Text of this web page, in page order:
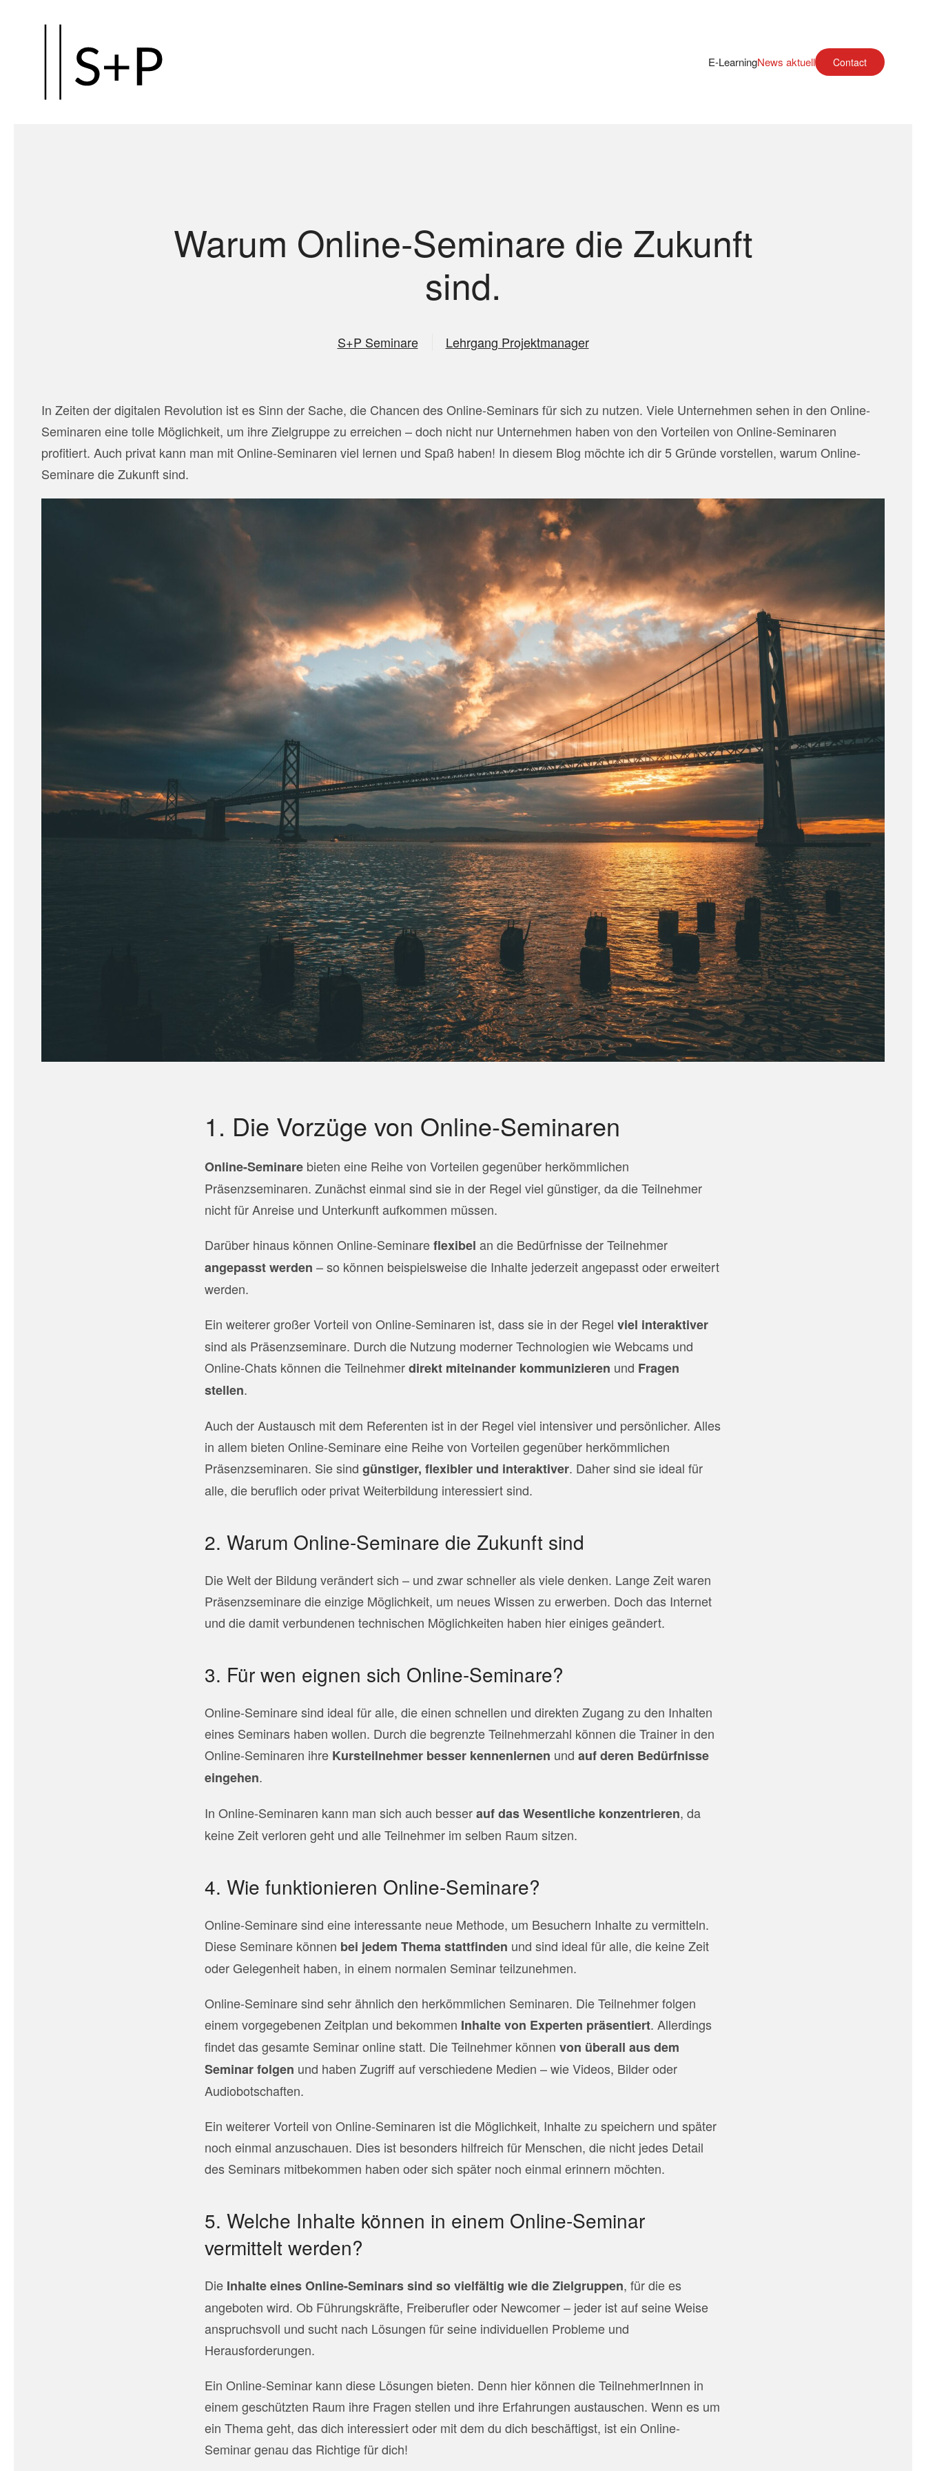
Hauptinhalt
E-LearningNews aktuell Contact
Warum Online-Seminare die Zukunft
sind.
S+P Seminare Lehrgang Projektmanager
In Zeiten der digitalen Revolution ist es Sinn der Sache, die Chancen des Online-Seminars für sich zu nutzen. Viele Unternehmen sehen in den Online-
Seminaren eine tolle Möglichkeit, um ihre Zielgruppe zu erreichen – doch nicht nur Unternehmen haben von den Vorteilen von Online-Seminaren
profitiert. Auch privat kann man mit Online-Seminaren viel lernen und Spaß haben! In diesem Blog möchte ich dir 5 Gründe vorstellen, warum Online-
Seminare die Zukunft sind.
1. Die Vorzüge von Online-Seminaren
Online-Seminare bieten eine Reihe von Vorteilen gegenüber herkömmlichen
Präsenzseminaren. Zunächst einmal sind sie in der Regel viel günstiger, da die Teilnehmer
nicht für Anreise und Unterkunft aufkommen müssen.
Darüber hinaus können Online-Seminareflexibel an die Bedürfnisse der Teilnehmer
angepasst werden – so können beispielsweise die Inhalte jederzeit angepasst oder erweitert
werden.
Ein weiterer großer Vorteil von Online-Seminaren ist, dass sie in der Regel viel interaktiver
sind als Präsenzseminare. Durch die Nutzung moderner Technologien wie Webcams und
Online-Chats können die Teilnehmerdirekt miteinander kommunizieren und Fragen
stellen.
Auch der Austausch mit dem Referenten ist in der Regel viel intensiver und persönlicher. Alles
in allem bieten Online-Seminare eine Reihe von Vorteilen gegenüber herkömmlichen
Präsenzseminaren. Sie sind günstiger, flexibler und interaktiver. Daher sind sie ideal für
alle, die beruflich oder privat Weiterbildung interessiert sind.
2. Warum Online-Seminare die Zukunft sind
Die Welt der Bildung verändert sich – und zwar schneller als viele denken. Lange Zeit waren
Präsenzseminare die einzige Möglichkeit, um neues Wissen zu erwerben. Doch das Internet
und die damit verbundenen technischen Möglichkeiten haben hier einiges geändert.
3. Für wen eignen sich Online-Seminare?
Online-Seminare sind ideal für alle, die einen schnellen und direkten Zugang zu den Inhalten
eines Seminars haben wollen. Durch die begrenzte Teilnehmerzahl können die Trainer in den
Online-Seminaren ihre Kursteilnehmer besser kennenlernen und auf deren Bedürfnisse
eingehen.
In Online-Seminaren kann man sich auch besserauf das Wesentliche konzentrieren, da
keine Zeit verloren geht und alle Teilnehmer im selben Raum sitzen.
4. Wie funktionieren Online-Seminare?
Online-Seminare sind eine interessante neue Methode, um Besuchern Inhalte zu vermitteln.
Diese Seminare können bei jedem Thema stattfinden und sind ideal für alle, die keine Zeit
oder Gelegenheit haben, in einem normalen Seminar teilzunehmen.
Online-Seminare sind sehr ähnlich den herkömmlichen Seminaren. Die Teilnehmer folgen
einem vorgegebenen Zeitplan und bekommen Inhalte von Experten präsentiert. Allerdings
findet das gesamte Seminar online statt. Die Teilnehmer können von überall aus dem
Seminar folgen und haben Zugriff auf verschiedene Medien – wie Videos, Bilder oder
Audiobotschaften.
Ein weiterer Vorteil von Online-Seminaren ist die Möglichkeit, Inhalte zu speichern und später
noch einmal anzuschauen. Dies ist besonders hilfreich für Menschen, die nicht jedes Detail
des Seminars mitbekommen haben oder sich später noch einmal erinnern möchten.
5. Welche Inhalte können in einem Online-Seminar
vermittelt werden?
Die Inhalte eines Online-Seminars sind so vielfältig wie die Zielgruppen, für die es
angeboten wird. Ob Führungskräfte, Freiberufler oder Newcomer – jeder ist auf seine Weise
anspruchsvoll und sucht nach Lösungen für seine individuellen Probleme und
Herausforderungen.
Ein Online-Seminar kann diese Lösungen bieten. Denn hier können die TeilnehmerInnen in
einem geschützten Raum ihre Fragen stellen und ihre Erfahrungen austauschen. Wenn es um
ein Thema geht, das dich interessiert oder mit dem du dich beschäftigst, ist ein Online-
Seminar genau das Richtige für dich!